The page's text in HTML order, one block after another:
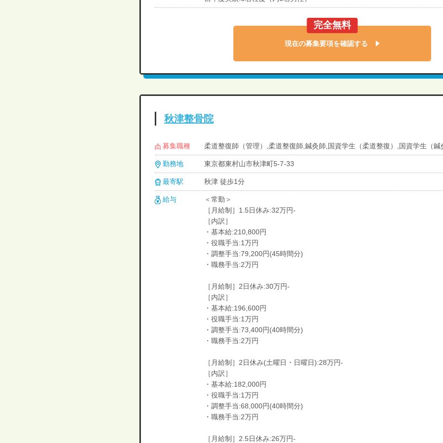
完全無料
現在の募集要項を確認する
秋津整骨院
募集職種 柔道整復師（管理）,柔道整復師,鍼灸師,国資学生（柔道整復）,国資学生（鍼
勤務地 東京都東村山市秋津町5-7-33
最寄駅 秋津 徒歩1分
給与
＜常勤＞
［月給制］1.5日休み:32万円-
［内訳］
・基本給:210,800円
・役職手当:1万円
・調整手当:79,200円(45時間分)
・職務手当:2万円
［月給制］2日休み:30万円-
［内訳］
・基本給:196,600円
・役職手当:1万円
・調整手当:73,400円(40時間分)
・職務手当:2万円
［月給制］2日休み(土曜日・日曜日):28万円-
［内訳］
・基本給:182,000円
・役職手当:1万円
・調整手当:68,000円(40時間分)
・職務手当:2万円
［月給制］2.5日休み:26万円-